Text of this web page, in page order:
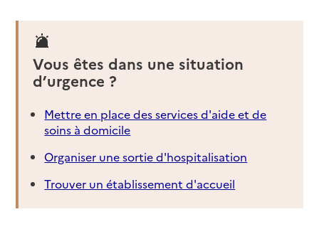
Vous êtes dans une situation
d’urgence ?
Mettre en place des services d'aide et de
soins à domicile
Organiser une sortie d'hospitalisation
Trouver un établissement d'accueil